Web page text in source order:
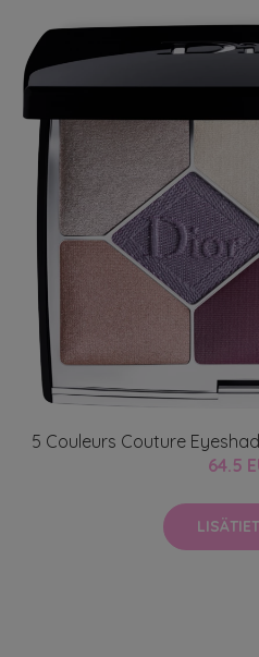
5 Couleurs Couture
64.5